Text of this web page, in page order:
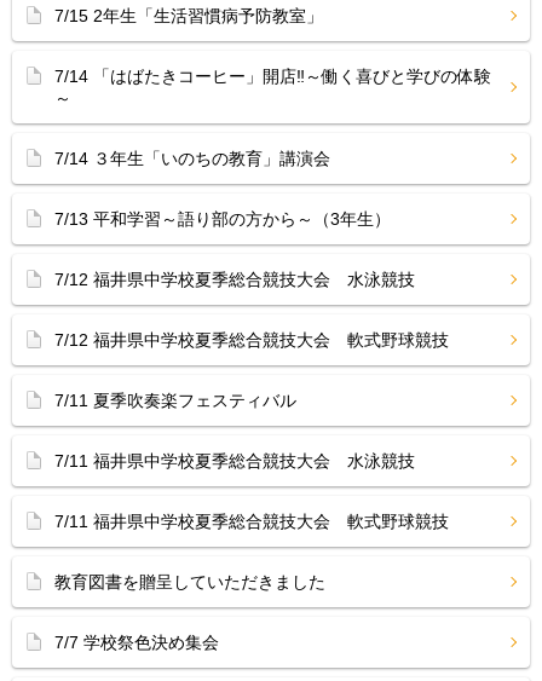
7/15 2年生「生活習慣病予防教室」
7/14 「はばたきコーヒー」開店‼︎～働く喜びと学びの体験
～
7/14 ３年生「いのちの教育」講演会
7/13 平和学習～語り部の方から～（3年生）
7/12 福井県中学校夏季総合競技大会 水泳競技
7/12 福井県中学校夏季総合競技大会 軟式野球競技
7/11 夏季吹奏楽フェスティバル
7/11 福井県中学校夏季総合競技大会 水泳競技
7/11 福井県中学校夏季総合競技大会 軟式野球競技
教育図書を贈呈していただきました
7/7 学校祭色決め集会